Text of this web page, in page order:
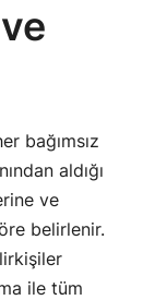
bağımsız
aldığı
ve
belirlenir.
ile tüm